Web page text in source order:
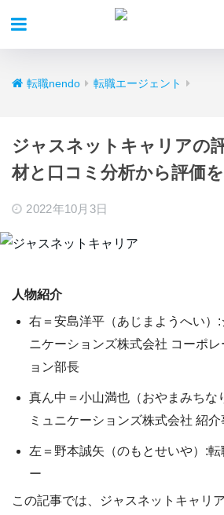
転職nendo 転職エージェント
ジャスネットキャリアの
材と口コミ分析から評価
2022年10月3日
人物紹介
右＝安島洋平（あじまようへい）:
ニケーションズ株式会社 コーポ
ョン部長
真ん中＝小山満也（おやまみちな
ミュニケーションズ株式会社 紹
左＝野本誠矢（のもとせいや）:
ー
この記事では、ジャスネットキャリ